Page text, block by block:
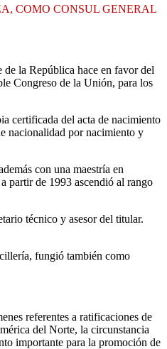
COMO CONSUL GENERAL
la República hace en favor del
Congreso de la Unión, para los
certificada del acta de nacimiento
nacionalidad por nacimiento y
con una maestría en
partir de 1993 ascendió al rango
técnico y asesor del titular.
fungió también como
referentes a ratificaciones de
del Norte, la circunstancia
importante para la promoción de